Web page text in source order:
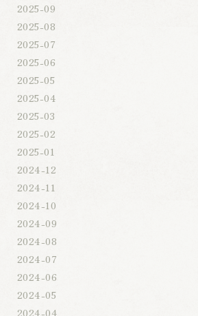
2025-09
2025-08
2025-07
2025-06
2025-05
2025-04
2025-03
2025-02
2025-01
2024-12
2024-11
2024-10
2024-09
2024-08
2024-07
2024-06
2024-05
2024-04